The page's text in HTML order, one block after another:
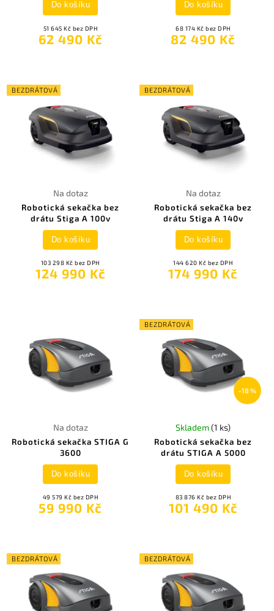
51 645 Kč bez DPH
62 490 Kč
Do košíku
68 174 Kč bez DPH
82 490 Kč
Do košíku
BEZDRÁTOVÁ
Robotická sekačka bez
drátu Stiga A 100v
Na dotaz
103 298 Kč bez DPH
124 990 Kč
Do košíku
BEZDRÁTOVÁ
Robotická sekačka bez
drátu Stiga A 140v
Na dotaz
144 620 Kč bez DPH
174 990 Kč
Do košíku
Robotická sekačka STIGA G
3600
Na dotaz
49 579 Kč bez DPH
59 990 Kč
Do košíku
BEZDRÁTOVÁ
–18 %
Robotická sekačka bez
drátu STIGA A 5000
Skladem(1 ks)
83 876 Kč bez DPH
101 490 Kč
Do košíku
BEZDRÁTOVÁ BEZDRÁTOVÁ